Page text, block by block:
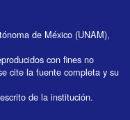
de México (UNAM),
con fines no
cite la fuente completa y su
de la institución.